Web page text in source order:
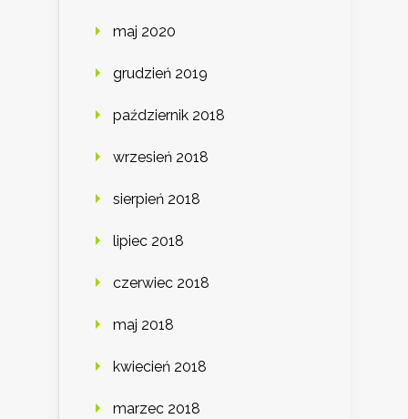
maj 2020
grudzień 2019
październik 2018
wrzesień 2018
sierpień 2018
lipiec 2018
czerwiec 2018
maj 2018
kwiecień 2018
marzec 2018